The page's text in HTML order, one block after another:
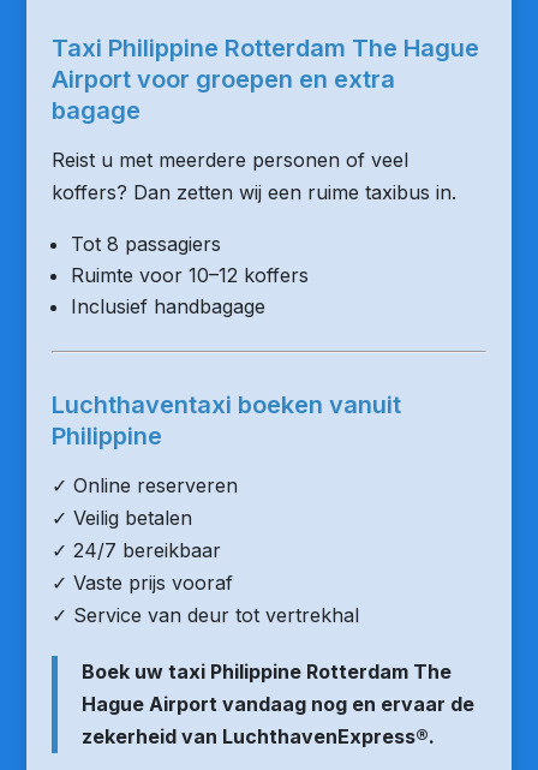
Taxi Philippine Rotterdam The Hague
Airport voor groepen en extra
bagage
Reist u met meerdere personen of veel
koffers? Dan zetten wij een ruime taxibus in.
Tot 8 passagiers
Ruimte voor 10–12 koffers
Inclusief handbagage
Luchthaventaxi boeken vanuit
Philippine
✓ Online reserveren
✓ Veilig betalen
✓ 24/7 bereikbaar
✓ Vaste prijs vooraf
✓ Service van deur tot vertrekhal
Boek uw taxi Philippine Rotterdam The
Hague Airport vandaag nog en ervaar de
zekerheid van LuchthavenExpress®.